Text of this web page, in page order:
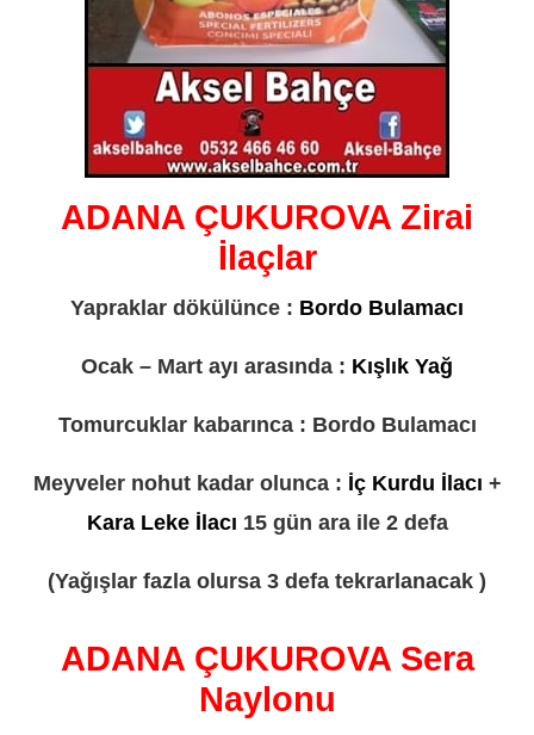
ADANA ÇUKUROVA Zirai
İlaçlar
Yapraklar dökülünce : Bordo Bulamacı
Ocak – Mart ayı arasında : Kışlık Yağ
Tomurcuklar kabarınca : Bordo Bulamacı
Meyveler nohut kadar olunca : İç Kurdu İlacı +
Kara Leke İlacı 15 gün ara ile 2 defa
(Yağışlar fazla olursa 3 defa tekrarlanacak )
ADANA ÇUKUROVA Sera
Naylonu